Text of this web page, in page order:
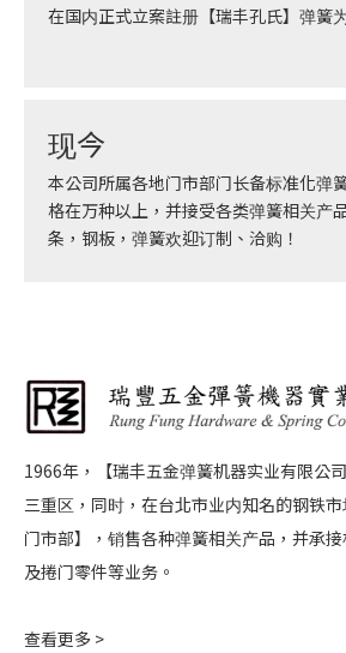
在国内正式立案註册【瑞丰孔氏】弹簧
现今
本公司所属各地门市部门长备标准化弹
格在万种以上，并接受各类弹簧相关产
条，钢板，弹簧欢迎订制、洽购！
1966年，【瑞丰五金弹簧机器实业有限公
三重区，同时，在台北市业内知名的钢铁
门市部】，销售各种弹簧相关产品，并承
及捲门零件等业务。
查看更多 >